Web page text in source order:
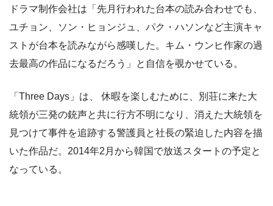
ドラマ制作会社は「先月行われた台本の読み合わせでも、
ユチョン、ソン・ヒョンジュ、パク・ハソンなど主演キャ
ストが台本を読みながら感嘆した。キム・ウンヒ作家の過
去最高の作品になるだろう」と自信を覗かせている。
「Three Days」は、 休暇を楽しむために、別荘に来た大
統領が三発の銃声と共に行方不明になり、消えた大統領を
見つけて事件を追跡する警護員と社長の緊迫した内容を描
いた作品だ。2014年2月から韓国で放送スタートの予定と
なっている。